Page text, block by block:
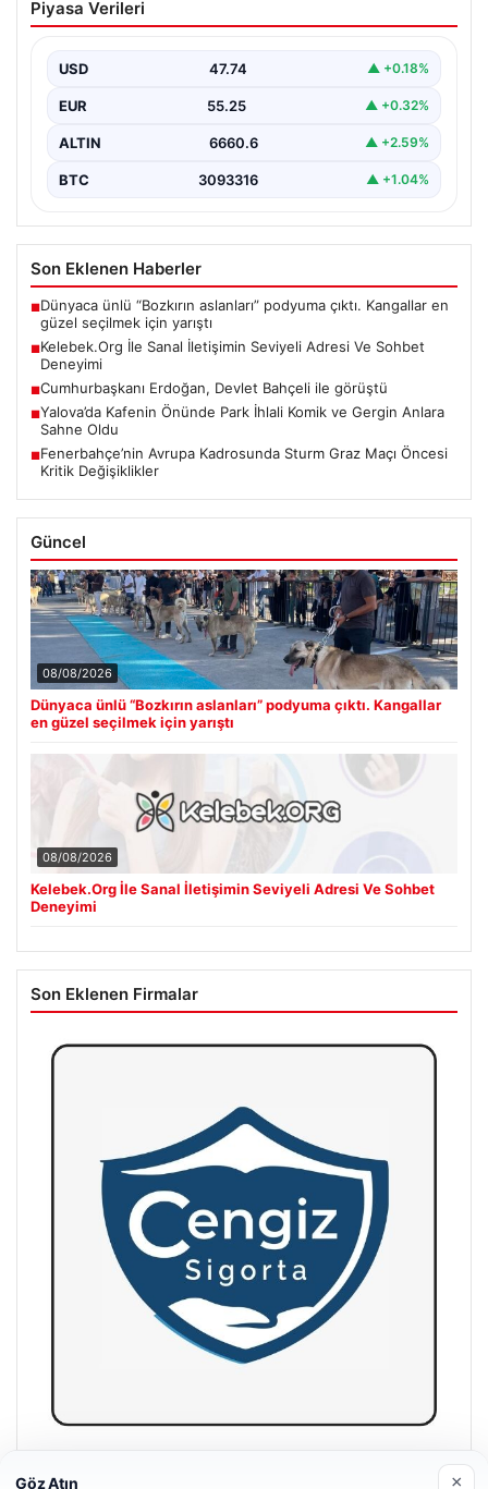
Adresi Ve Sohbet Deneyimi
sağlaması ciddi bir önem taşımaktadır. Günümüzde
çeşitli…
Piyasa Verileri
USD 47.74 ▲ +0.18%
EUR 55.25 ▲ +0.32%
ALTIN 6660.6 ▲ +2.59%
BTC 3093316 ▲ +1.04%
Son Eklenen Haberler
■Dünyaca ünlü “Bozkırın aslanları” podyuma çıktı. Kangallar en
güzel seçilmek için yarıştı
■Kelebek.Org İle Sanal İletişimin Seviyeli Adresi Ve Sohbet
Deneyimi
■Cumhurbaşkanı Erdoğan, Devlet Bahçeli ile görüştü
■Yalova’da Kafenin Önünde Park İhlali Komik ve Gergin Anlara
Sahne Oldu
■Fenerbahçe’nin Avrupa Kadrosunda Sturm Graz Maçı Öncesi
Kritik Değişiklikler
Güncel
08/08/2026
Dünyaca ünlü “Bozkırın aslanları” podyuma çıktı. Kangallar
en güzel seçilmek için yarıştı
08/08/2026
Kelebek.Org İle Sanal İletişimin Seviyeli Adresi Ve Sohbet
Deneyimi
Son Eklenen Firmalar
Hastaş Beton
Göz Atın ×